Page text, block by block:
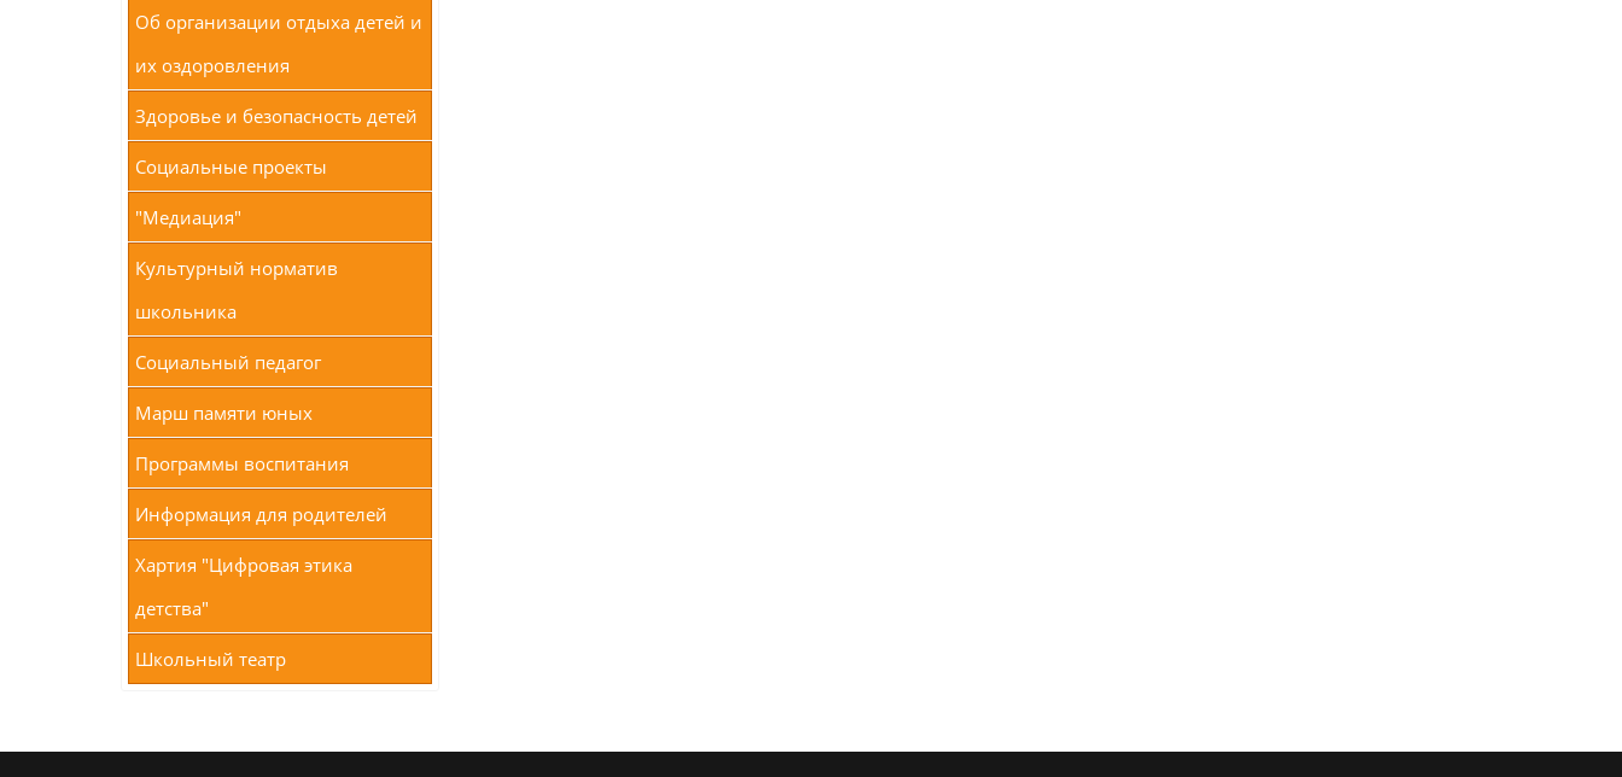
Об организации отдыха детей и
их оздоровления
Здоровье и безопасность детей
Социальные проекты
"Медиация"
Культурный норматив
школьника
Социальный педагог
Марш памяти юных
Программы воспитания
Информация для родителей
Хартия "Цифровая этика
детства"
Школьный театр